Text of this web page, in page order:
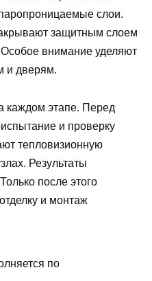
слои.
защитным слоем
внимание уделяют
и дверям.
каждом этапе. Перед
и проверку
тепловизионную
Результаты
после этого
и монтаж
по